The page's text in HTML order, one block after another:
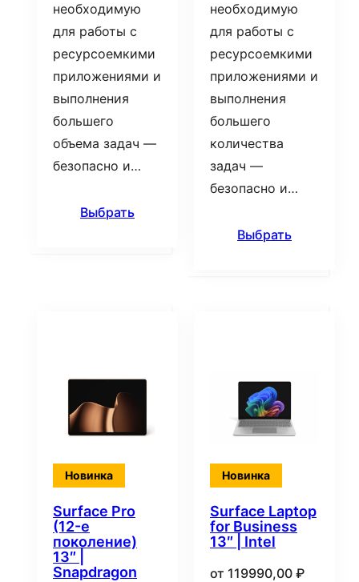
необходимую
для работы с
ресурсоемкими
приложениями и
выполнения
большего
объема задач —
безопасно и…
Выбрать
необходимую
для работы с
ресурсоемкими
приложениями и
выполнения
большего
количества
задач —
безопасно и…
Выбрать
Новинка
Surface Pro
(12-е
поколение)
13″ |
Snapdragon
Новинка
Surface Laptop
for Business
13″ | Intel
от 119990,00 ₽